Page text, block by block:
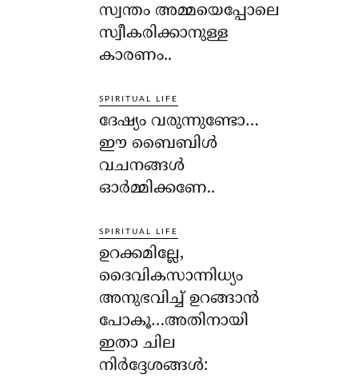
സ്വന്തം അമ്മയെപ്പോലെ
സ്വീകരിക്കാനുള്ള
കാരണം..
SPIRITUAL LIFE
ദേഷ്യം വരുന്നുണ്ടോ…
ഈ ബൈബിള്‍
വചനങ്ങള്‍
ഓര്‍മ്മിക്കണേ..
SPIRITUAL LIFE
ഉറക്കമില്ലേ,
ദൈവികസാന്നിധ്യം
അനുഭവിച്ച് ഉറങ്ങാന്‍
പോകൂ…അതിനായി
ഇതാ ചില
നിര്‍ദ്ദേശങ്ങള്‍: